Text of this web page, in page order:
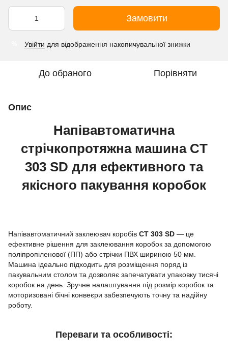
Замовити
Увійти для відображення накопичувальної знижки
До обраного Порівняти
Опис
Напівавтоматична
стрічкопротяжна машина CT
303 SD для ефективного та
якісного пакування коробок
Напівавтоматичний заклеювач коробів CT 303 SD — це
ефективне рішення для заклеювання коробок за допомогою
поліпропіленової (ПП) або стрічки ПВХ шириною 50 мм.
Машина ідеально підходить для розміщення поряд із
пакувальним столом та дозволяє запечатувати упаковку тисячі
коробок на день. Зручне налаштування під розмір коробок та
моторизовані бічні конвеєри забезпечують точну та надійну
роботу.
Переваги та особливості: